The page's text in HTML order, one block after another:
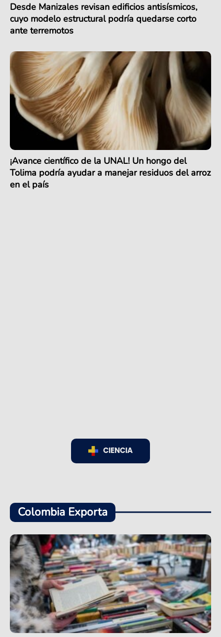
Desde Manizales revisan edificios antisísmicos,
cuyo modelo estructural podría quedarse corto
ante terremotos
¡Avance científico de la UNAL! Un hongo del
Tolima podría ayudar a manejar residuos del arroz
en el país
CIENCIA
Colombia Exporta